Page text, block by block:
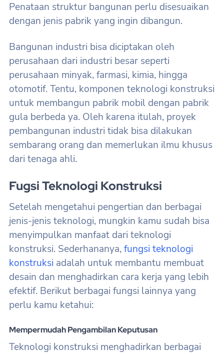
Penataan struktur bangunan perlu disesuaikan
dengan jenis pabrik yang ingin dibangun.
Bangunan industri bisa diciptakan oleh
perusahaan dari industri besar seperti
perusahaan minyak, farmasi, kimia, hingga
otomotif. Tentu, komponen teknologi konstruksi
untuk membangun pabrik mobil dengan pabrik
gula berbeda ya. Oleh karena itulah, proyek
pembangunan industri tidak bisa dilakukan
sembarang orang dan memerlukan ilmu khusus
dari tenaga ahli.
Fugsi Teknologi Konstruksi
Setelah mengetahui pengertian dan berbagai
jenis-jenis teknologi, mungkin kamu sudah bisa
menyimpulkan manfaat dari teknologi
konstruksi. Sederhananya, fungsi teknologi
konstruksi adalah untuk membantu membuat
desain dan menghadirkan cara kerja yang lebih
efektif. Berikut berbagai fungsi lainnya yang
perlu kamu ketahui:
Mempermudah Pengambilan Keputusan
Teknologi konstruksi menghadirkan berbagai